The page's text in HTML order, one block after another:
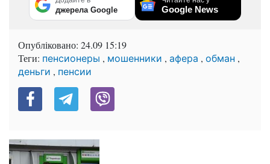
джерела Google Google News
Опубліковано: 24.09 15:19
Теги: пенсионеры , мошенники , афера , обман ,
деньги , пенсии